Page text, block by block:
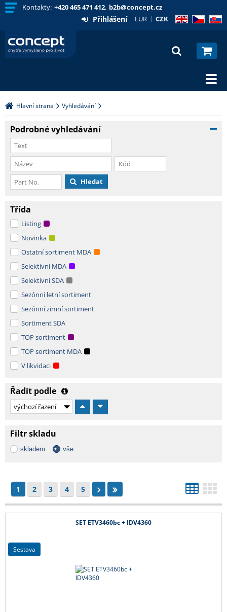
Kontakty: +420 465 471 412, b2b@concept.cz
EN CZ SK
EUR CZK
Přihlášení
Hlavní strana Vyhledávání
Podrobné vyhledávání
Hledat
Třída
Listing
Novinka
Ostatní sortiment MDA
Selektivní MDA
Selektivní SDA
Sezónní letní sortiment
Sezónní zimní sortiment
Sortiment SDA
TOP sortiment
TOP sortiment MDA
V likvidaci
Řadit podle
Filtr skladu
skladem vše
1 2 3 4 5
SET ETV3460bc + IDV4360
sestava